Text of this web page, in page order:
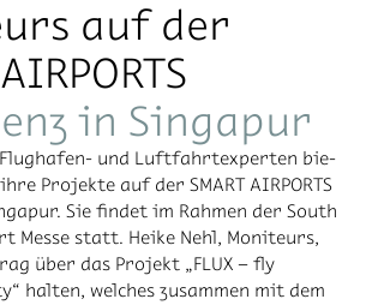
auf der
in Singapur
und Luft­fahrt­ex­per­ten bie­
Pro­jek­te auf der SMART AIR­PORTS
Sie fin­det im Rah­men der South
Mes­se statt. Hei­ke Nehl, Mo­ni­teurs,
über das Pro­jekt „FLUX – fly
hal­ten, wel­ches zu­sam­men mit dem